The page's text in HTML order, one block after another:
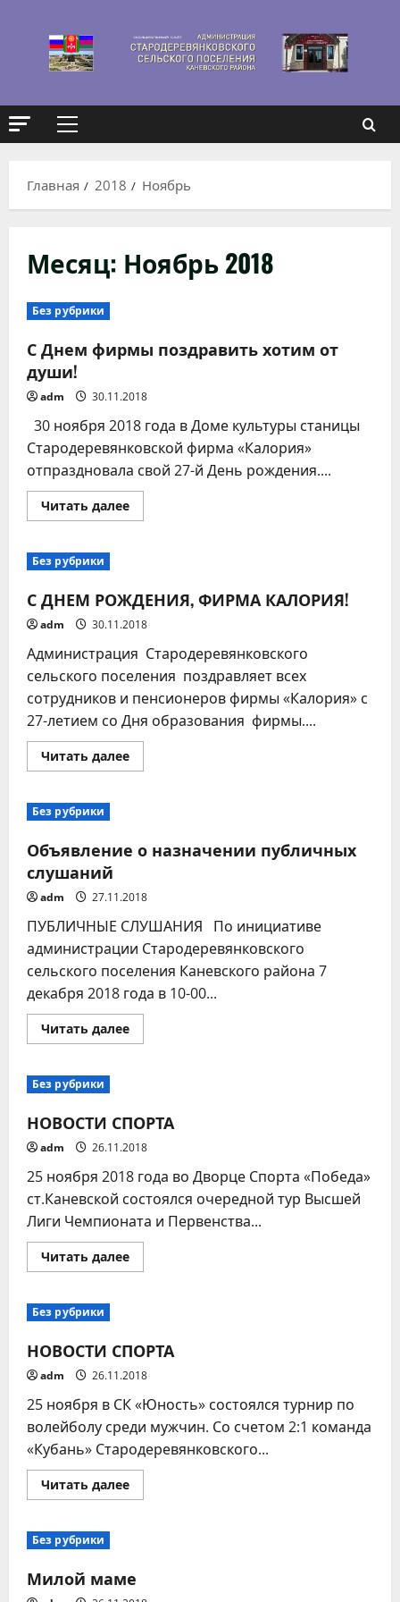
содержимому
Основное
Главная
2018 Ноябрь
Месяц: Ноябрь 2018
Без рубрики
С Днем фирмы поздравить хотим от
души!
adm 30.11.2018
30 ноября 2018 года в Доме культуры станицы
Стародеревянковской фирма «Калория»
отпраздновала свой 27-й День рождения....
Читать далееПрочитать
больше
хотим
от
души!
Без рубрики
С ДНЕМ РОЖДЕНИЯ, ФИРМА КАЛОРИЯ!
adm 30.11.2018
Администрация Стародеревянковского
сельского поселения поздравляет всех
сотрудников и пенсионеров фирмы «Калория» с
27-летием со Дня образования фирмы....
Читать далееПрочитать
больше
Без рубрики
Объявление о назначении публичных
слушаний
adm 27.11.2018
ПУБЛИЧНЫЕ СЛУШАНИЯ По инициативе
администрации Стародеревянковского
сельского поселения Каневского района 7
декабря 2018 года в 10-00...
Читать далееПрочитать
больше
слушаний
Без рубрики
НОВОСТИ СПОРТА
adm 26.11.2018
25 ноября 2018 года во Дворце Спорта «Победа»
ст.Каневской состоялся очередной тур Высшей
Лиги Чемпионата и Первенства...
Читать далееПрочитать
больше
Без рубрики
НОВОСТИ СПОРТА
adm 26.11.2018
25 ноября в СК «Юность» состоялся турнир по
волейболу среди мужчин. Со счетом 2:1 команда
«Кубань» Стародеревянковского...
Читать далееПрочитать
больше
Без рубрики
Милой маме